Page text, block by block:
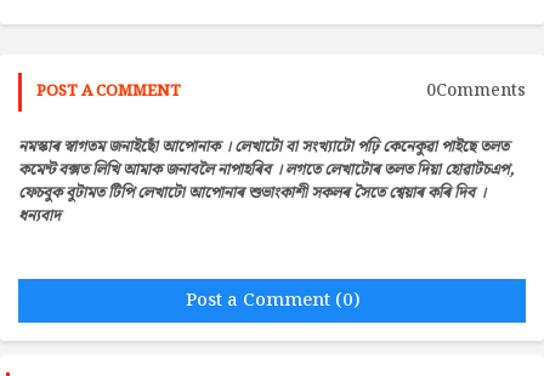
POST A COMMENT 0Comments
নমস্কাৰ স্বাগতম জনাইছোঁ আপোনাক । লেখাটো বা সংখ্যাটো পঢ়ি কেনেকুৱা পাইছে তলত
কমেন্ট বক্সত লিখি আমাক জনাবলৈ নাপাহৰিব । লগতে লেখাটোৰ তলত দিয়া হোৱাটচএপ,
ফেচবুক বুটামত টিপি লেখাটো আপোনাৰ শুভাংকাশী সকলৰ সৈতে শ্বেয়াৰ কৰি দিব ।
ধন্যবাদ
Post a Comment (0)